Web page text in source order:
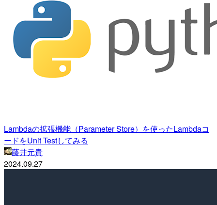
Lambdaの拡張機能（Parameter Store）を使ったLambdaコ
ードをUnit Testしてみる
藤井元貴
2024.09.27